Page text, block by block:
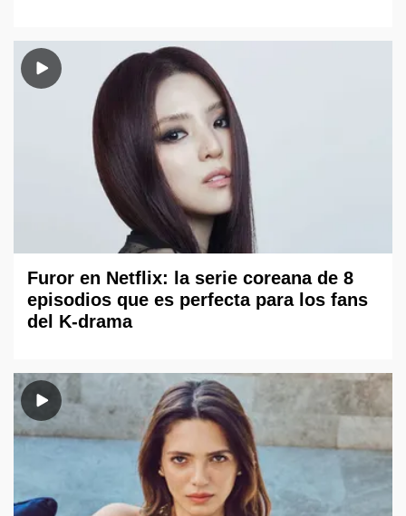
Furor en Netflix: la serie coreana de 8
episodios que es perfecta para los fans
del K-drama